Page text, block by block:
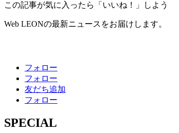
この記事が気に入ったら「いいね！」しよう
Web LEONの最新ニュースをお届けします。
フォロー
フォロー
友だち追加
フォロー
SPECIAL